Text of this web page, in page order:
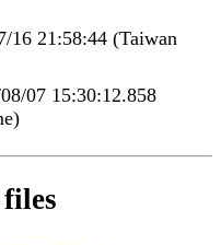
16 21:58:44 (Taiwan
07 15:30:12.858